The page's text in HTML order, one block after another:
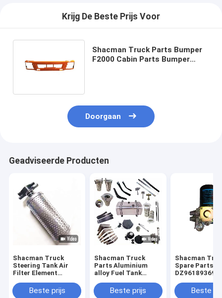
Krijg De Beste Prijs Voor
Shacman Truck Parts Bumper
F2000 Cabin Parts Bumper
Doorgaan
Geadviseerde Producten
Shacman Truck
Steering Tank Air
Filter Element
voor X3000/F2000
Originele fabriek
Beste prijs
Shacman Truck
Parts Aluminium
alloy Fuel Tank
DZ91259550600/DZ9114552790
met 400L/600L voor
Beste prijs
Shacman
Spare Parts
Beste